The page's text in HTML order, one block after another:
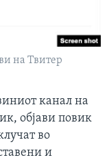
на Твитер
канал на
објави повик
во
и